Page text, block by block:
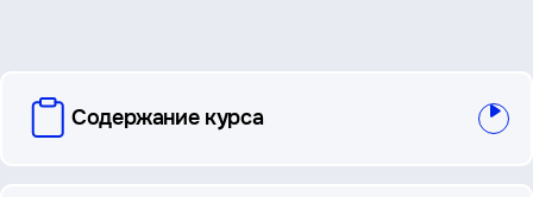
вопросы
Содержание курса